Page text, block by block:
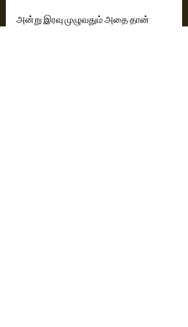
அன்று இரவு முழுவதும் அதை தான்